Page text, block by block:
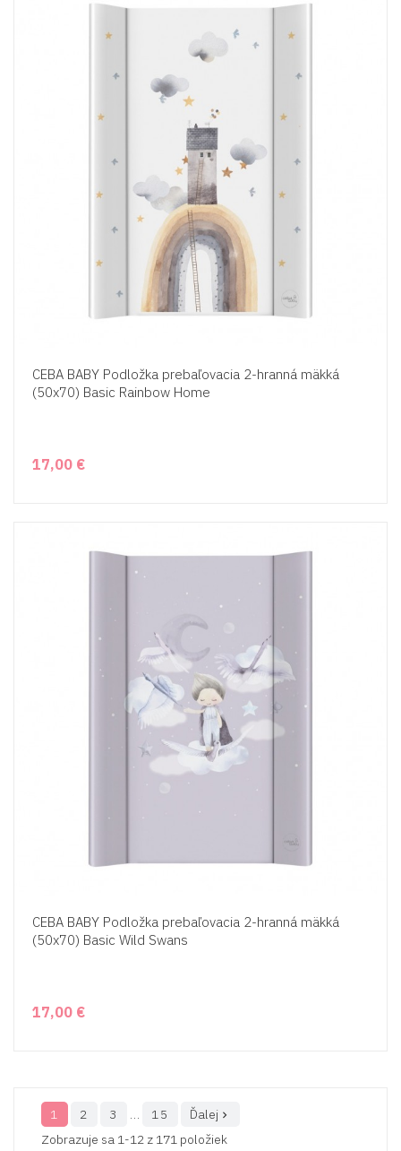
CEBA BABY Podložka prebaľovacia 2-hranná mäkká
(50x70) Basic Rainbow Home
17,00 €
CEBA BABY Podložka prebaľovacia 2-hranná mäkká
(50x70) Basic Wild Swans
17,00 €
1 2 3 … 15 Ďalej 
Zobrazuje sa 1-12 z 171 položiek